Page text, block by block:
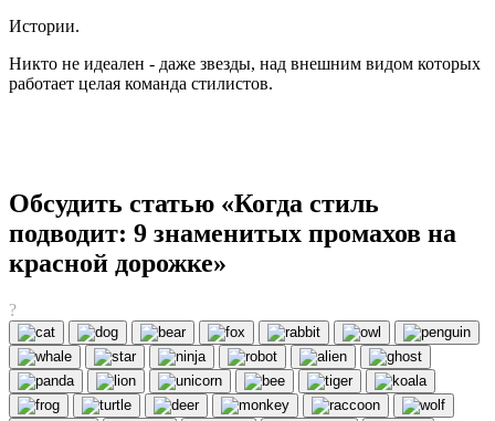
Истории.
Никто не идеален - даже звезды, над внешним видом которых
работает целая команда стилистов.
Обсудить статью «Когда стиль
подводит: 9 знаменитых промахов на
красной дорожке»
?